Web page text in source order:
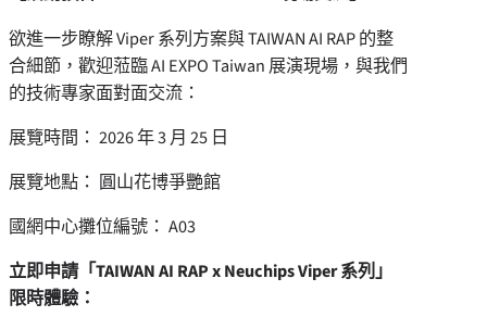
欲進一步瞭解 Viper 系列方案與 TAIWAN AI RAP 的整
合細節，歡迎蒞臨 AI EXPO Taiwan 展演現場，與我們
的技術專家面對面交流：
展覽時間： 2026 年 3 月 25 日
展覽地點： 圓山花博爭艷館
國網中心攤位編號： A03
立即申請「TAIWAN AI RAP x Neuchips Viper系列」
限時體驗：